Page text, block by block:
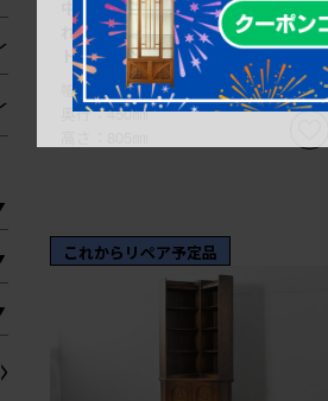
中海シリーズ お気に入りを美しく飾
れるガラス扉のコーナーキャビネッ
ト (R-088471)
幅：450㎜
奥行：450㎜
これからリペア予定品